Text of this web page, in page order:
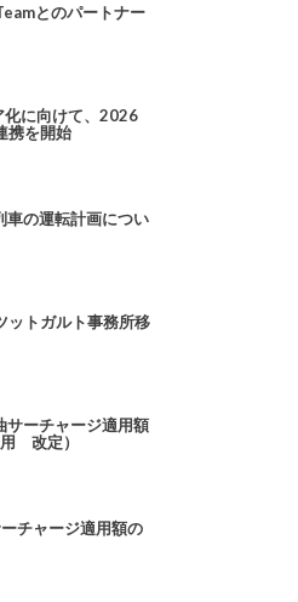
とのパートナー
化に向けて、2026
携を開始
車の運転計画につい
ットガルト事務所移
サーチャージ適用額
改定）
チャージ適用額の